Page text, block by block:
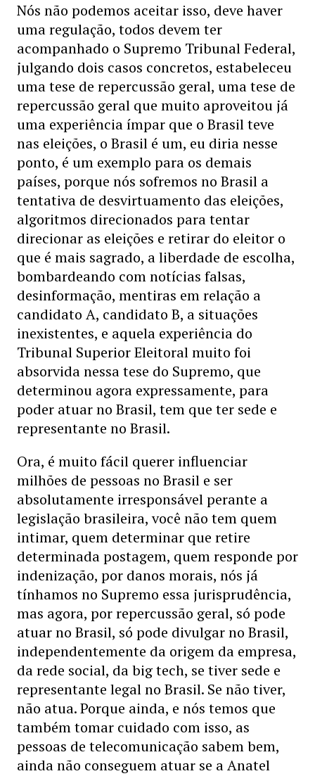
Nós não podemos aceitar isso, deve haver
uma regulação, todos devem ter
acompanhado o Supremo Tribunal Federal,
julgando dois casos concretos, estabeleceu
uma tese de repercussão geral, uma tese de
repercussão geral que muito aproveitou já
uma experiência ímpar que o Brasil teve
nas eleições, o Brasil é um, eu diria nesse
ponto, é um exemplo para os demais
países, porque nós sofremos no Brasil a
tentativa de desvirtuamento das eleições,
algoritmos direcionados para tentar
direcionar as eleições e retirar do eleitor o
que é mais sagrado, a liberdade de escolha,
bombardeando com notícias falsas,
desinformação, mentiras em relação a
candidato A, candidato B, a situações
inexistentes, e aquela experiência do
Tribunal Superior Eleitoral muito foi
absorvida nessa tese do Supremo, que
determinou agora expressamente, para
poder atuar no Brasil, tem que ter sede e
representante no Brasil.
Ora, é muito fácil querer influenciar
milhões de pessoas no Brasil e ser
absolutamente irresponsável perante a
legislação brasileira, você não tem quem
intimar, quem determinar que retire
determinada postagem, quem responde por
indenização, por danos morais, nós já
tínhamos no Supremo essa jurisprudência,
mas agora, por repercussão geral, só pode
atuar no Brasil, só pode divulgar no Brasil,
independentemente da origem da empresa,
da rede social, da big tech, se tiver sede e
representante legal no Brasil. Se não tiver,
não atua. Porque ainda, e nós temos que
também tomar cuidado com isso, as
pessoas de telecomunicação sabem bem,
ainda não conseguem atuar se a Anatel